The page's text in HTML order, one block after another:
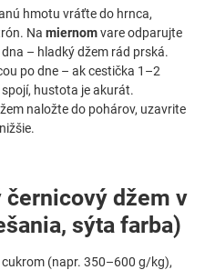
hmotu vráťte do hrnca,
Na miernomvare odparujte
– hladký džem rád prská.
po dne – ak cestička 1–2
hustota je akurát.
naložte do pohárov, uzavrite
černicový džem v
sýta farba)
(napr. 350–600 g/kg),